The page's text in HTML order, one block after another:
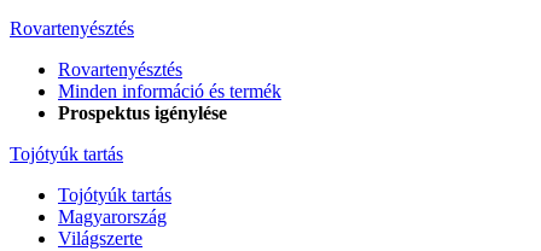
Rovartenyésztés
Rovartenyésztés
Minden információ és termék
Prospektus igénylése
Tojótyúk tartás
Tojótyúk tartás
Magyarország
Világszerte